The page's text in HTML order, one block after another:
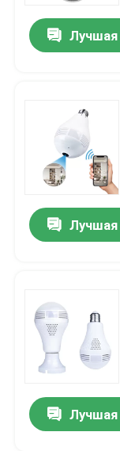
Лучшая
Лучшая
Лучшая